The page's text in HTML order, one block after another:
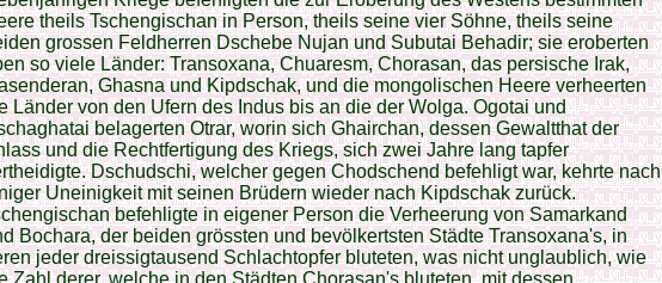
theils Tschengischan in Person, theils seine vier Söhne, theils seine
grossen Feldherren Dschebe Nujan und Subutai Behadir; sie eroberten
so viele Länder: Transoxana, Chuaresm, Chorasan, das persische Irak,
Ghasna und Kipdschak, und die mongolischen Heere verheerten
Länder von den Ufern des Indus bis an die der Wolga. Ogotai und
belagerten Otrar, worin sich Ghairchan, dessen Gewaltthat der
und die Rechtfertigung des Kriegs, sich zwei Jahre lang tapfer
Dschudschi, welcher gegen Chodschend befehligt war, kehrte nach
Uneinigkeit mit seinen Brüdern wieder nach Kipdschak zurück.
befehligte in eigener Person die Verheerung von Samarkand
Bochara, der beiden grössten und bevölkertsten Städte Transoxana's, in
jeder dreissigtausend Schlachtopfer bluteten, was nicht unglaublich, wie